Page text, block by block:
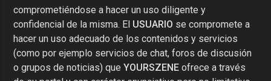
comprometiéndose a hacer un uso diligente y
confidencial de la misma. El USUARIO se compromete a
hacer un uso adecuado de los contenidos y servicios
(como por ejemplo servicios de chat, foros de discusión
o grupos de noticias) queYOURSZENE ofrece a través